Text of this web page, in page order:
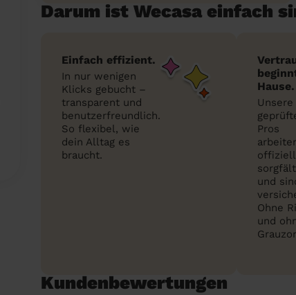
Darum ist Wecasa einfach
Einfach effizient.
In nur wenigen
Klicks gebucht –
transparent und
benutzerfreundlich.
So flexibel, wie
dein Alltag es
braucht.
Hause.
Unsere
Pros
und
Ohne
und
Kundenbewertungen